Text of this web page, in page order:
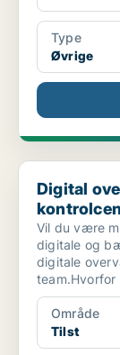
Type
Øvrige
Digital
Digital
Vil du være
digitale og
digitale
team.Hvorfor
Område
Tilst